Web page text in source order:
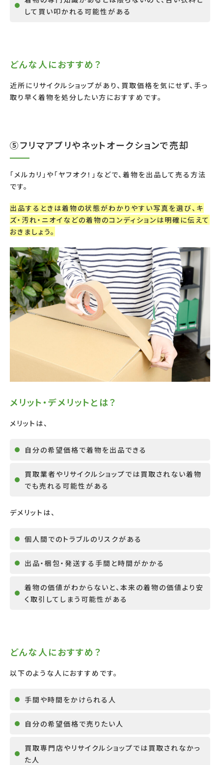
して買い叩かれる可能性がある
どんな人におすすめ？
近所にリサイクルショップがあり、買取価格を気にせず、手っ
取り早く着物を処分したい方におすすめです。
⑤フリマアプリやネットオークションで売却
「メルカリ」や「ヤフオク！」などで、着物を出品して売る方法
です。
出品するときは着物の状態がわかりやすい写真を選び、キ
ズ・汚れ・ニオイなどの着物のコンディションは明確に伝えて
おきましょう。
メリット・デメリットとは？
メリットは、
自分の希望価格で着物を出品できる
買取業者やリサイクルショップでは買取されない着物
でも売れる可能性がある
デメリットは、
個人間でのトラブルのリスクがある
出品・梱包・発送する手間と時間がかかる
着物の価値がわからないと、本来の着物の価値より安
く取引してしまう可能性がある
どんな人におすすめ？
以下のような人におすすめです。
手間や時間をかけられる人
自分の希望価格で売りたい人
買取専門店やリサイクルショップでは買取されなかっ
た人